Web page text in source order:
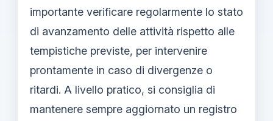
importante verificare regolarmente lo stato
di avanzamento delle attività rispetto alle
tempistiche previste, per intervenire
prontamente in caso di divergenze o
ritardi. A livello pratico, si consiglia di
mantenere sempre aggiornato un registro